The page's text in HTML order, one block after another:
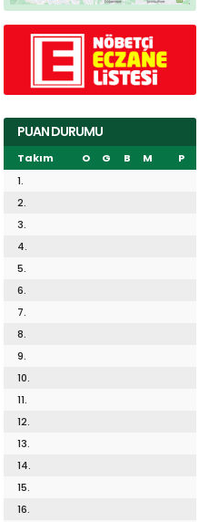
PUAN DURUMU
Takım O G B M
P
1.
2.
3.
4.
5.
6.
7.
8.
9.
10.
11.
12.
13.
14.
15.
16.